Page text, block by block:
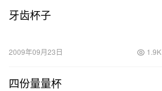
牙齿杯子
2009年09月23日 1.9K
四份量量杯